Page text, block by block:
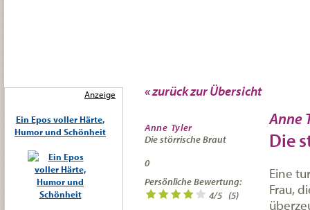
« zurück zur Übersicht
Anne Tyler
Die störrische Braut
0
Persönliche Bewertung:
4/5 (5)
Anne
Die
Eine
Frau,
Anzeige
Ein Epos voller Härte,
Humor und Schönheit